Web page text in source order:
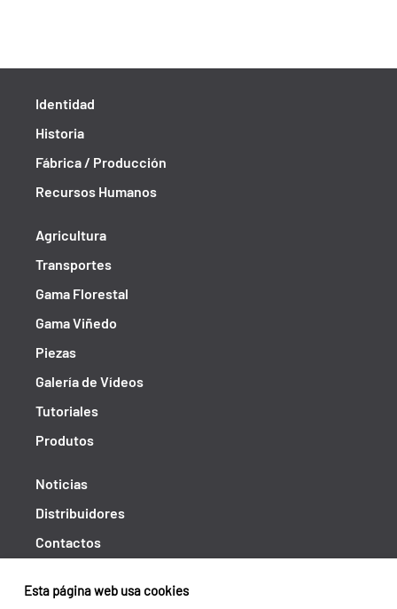
Esta página web usa cookies
Identidad
Historia
Fábrica / Producción
Recursos Humanos
Agricultura
Transportes
Gama Florestal
Gama Viñedo
Piezas
Galería de Vídeos
Tutoriales
Produtos
Noticias
Distribuidores
Contactos
Shipping returns